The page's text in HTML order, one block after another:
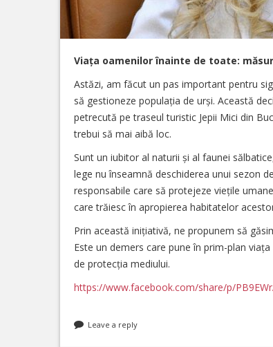
Viața oamenilor înainte de toate:
Astăzi, am făcut un pas important pentru
să gestioneze populația de urși. Această
petrecută pe traseul turistic Jepii Mici din
trebui să mai aibă loc.
Sunt un iubitor al naturii și al faunei
lege nu înseamnă deschiderea unui sezon
responsabile care să protejeze viețile
care trăiesc în apropierea habitatelor
Prin această inițiativă, ne propunem să
Este un demers care pune în prim-plan
de protecția mediului.
https://www.facebook.com/share/p/
Leave a reply